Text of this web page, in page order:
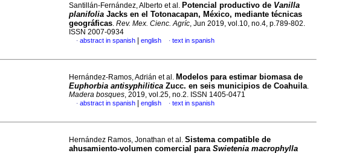
Santillán-Fernández, Alberto et al. Potencial productivo de Vanilla
planifolia Jacks en el Totonacapan, México, mediante técnicas
geográficas. Rev. Mex. Cienc. Agríc, Jun 2019, vol.10, no.4, p.789-802.
ISSN 2007-0934
· abstract in spanish english · text in spanish
Hernández-Ramos, Adrián et al. Modelos para estimar biomasa de
Euphorbia antisyphilitica Zucc. en seis municipios de Coahuila.
Madera bosques, 2019, vol.25, no.2. ISSN 1405-0471
· abstract in spanish english · text in spanish
Hernández Ramos, Jonathan et al. Sistema compatible de
ahusamiento-volumen comercial para Swietenia macrophylla